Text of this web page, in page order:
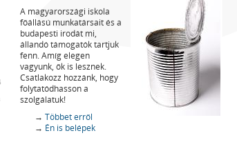
A magyarországi iskola
főállású munkatársait és a
budapesti irodát mi,
állandó támogatók tartjuk
fenn. Amíg elegen
vagyunk, ők is lesznek.
Csatlakozz hozzánk, hogy
folytatódhasson a
szolgálatuk!
→ Többet erről
→ Én is belépek